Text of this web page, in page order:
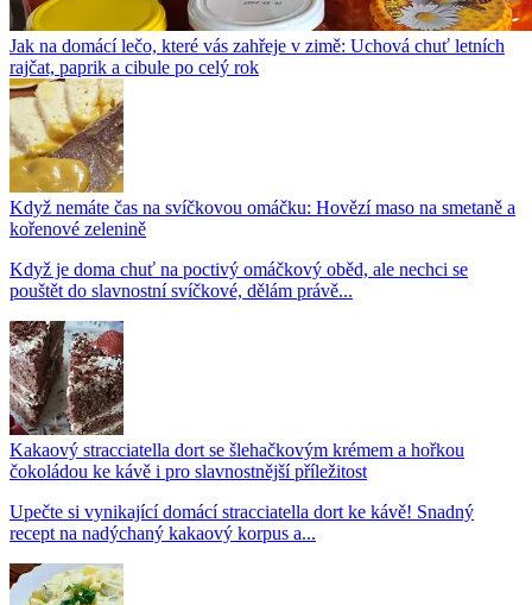
Jak na domácí lečo, které vás zahřeje v zimě: Uchová chuť letních
rajčat, paprik a cibule po celý rok
Když nemáte čas na svíčkovou omáčku: Hovězí maso na smetaně a
kořenové zelenině
Když je doma chuť na poctivý omáčkový oběd, ale nechci se
pouštět do slavnostní svíčkové, dělám právě...
Kakaový stracciatella dort se šlehačkovým krémem a hořkou
čokoládou ke kávě i pro slavnostnější příležitost
Upečte si vynikající domácí stracciatella dort ke kávě! Snadný
recept na nadýchaný kakaový korpus a...